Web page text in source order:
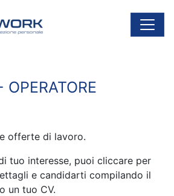
principale
offerte di lavoro.
di tuo interesse, puoi cliccare per
e candidarti compilando il
un tuo CV.